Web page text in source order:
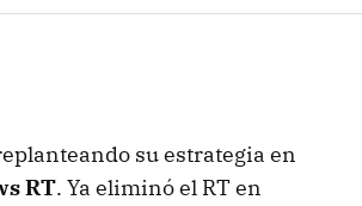
su estrategia en
RT. Ya eliminó el RT en